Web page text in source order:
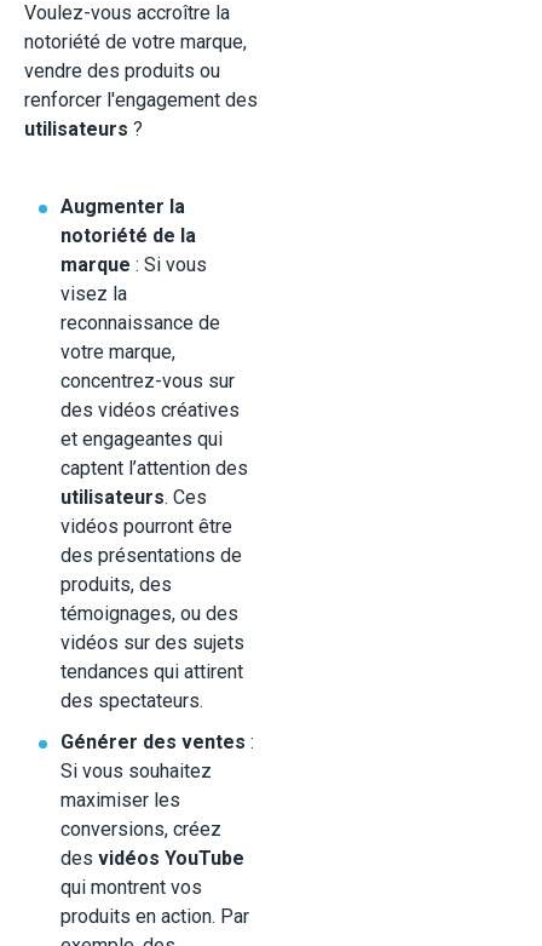
Voulez-vous accroître la
notoriété de votre marque,
vendre des produits ou
renforcer l'engagement des
utilisateurs ?
Augmenter la
notoriété de la
marque : Si vous
visez la
reconnaissance de
votre marque,
concentrez-vous sur
des vidéos créatives
et engageantes qui
captent l’attention des
utilisateurs. Ces
vidéos pourront être
des présentations de
produits, des
témoignages, ou des
vidéos sur des sujets
tendances qui attirent
des spectateurs.
Générer des ventes :
Si vous souhaitez
maximiser les
conversions, créez
des vidéos YouTube
qui montrent vos
produits en action. Par